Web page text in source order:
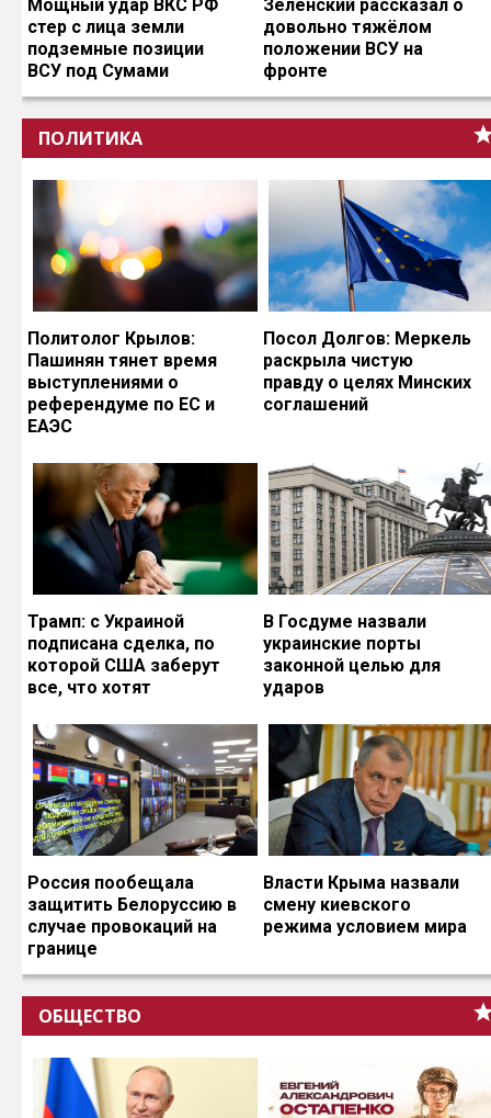
Мощный удар ВКС РФ
стер с лица земли
подземные позиции
ВСУ под Сумами
Зеленский рассказал о
довольно тяжёлом
положении ВСУ на
фронте
ПОЛИТИКА
Политолог Крылов:
Пашинян тянет время
выступлениями о
референдуме по ЕС и
ЕАЭС
Посол Долгов: Меркель
раскрыла чистую
правду о целях Минских
соглашений
Трамп: с Украиной
подписана сделка, по
которой США заберут
все, что хотят
В Госдуме назвали
украинские порты
законной целью для
ударов
Россия пообещала
защитить Белоруссию в
случае провокаций на
границе
Власти Крыма назвали
смену киевского
режима условием мира
ОБЩЕСТВО